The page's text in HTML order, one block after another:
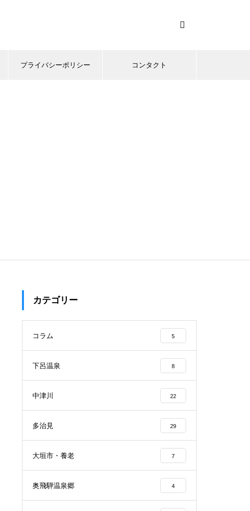
プライバシーポリシー コンタクト
カテゴリー
コラム 5
下呂温泉 8
中津川 22
多治見 29
大垣市・養老 7
奥飛騨温泉郷 4